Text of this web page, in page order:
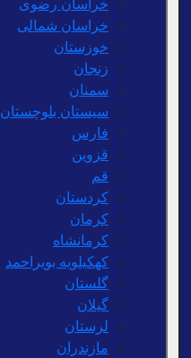
خراسان شمالی
خوزستان
زنجان
سمنان
سیستان بلوچستان
فارس
قزوین
قم
کردستان
کرمان
کرمانشاه
کهکیلویه بویراحمد
گلستان
گیلان
لرستان
مازندران